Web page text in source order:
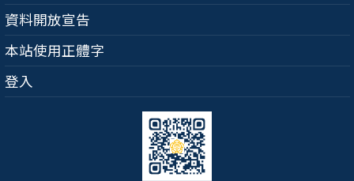
資料開放宣告
本站使用正體字
登入